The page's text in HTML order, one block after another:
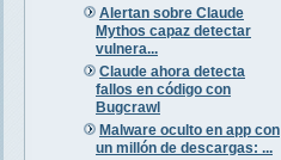
Alertan sobre Claude
Mythos capaz detectar
vulnera...
Claude ahora detecta
fallos en código con
Bugcrawl
Malware oculto en app con
un millón de descargas: ...